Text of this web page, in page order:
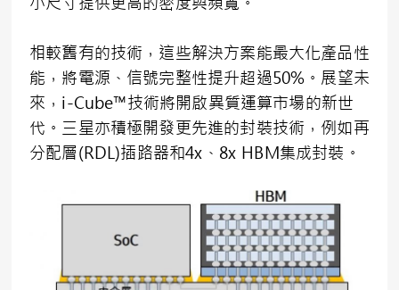
相較舊有的技術，這些解決方案能最大化產品性
能，將電源、信號完整性提升超過50%。展望未
來，i-Cube™技術將開啟異質運算市場的新世
代。三星亦積極開發更先進的封裝技術，例如再
分配層(RDL)插路器和4x、8x HBM集成封裝。